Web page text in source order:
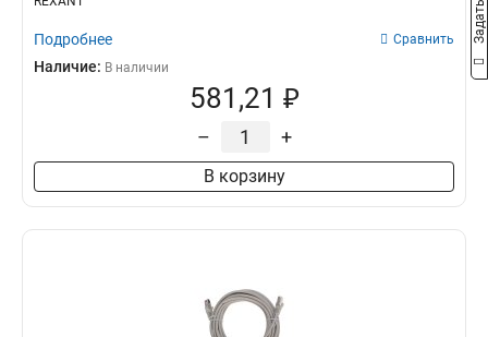
Подробнее Сравнить
Наличие: В наличии
581,21 ₽
– +
В корзину